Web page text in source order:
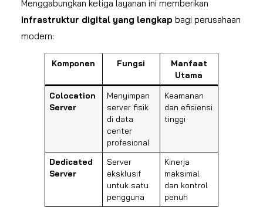
Menggabungkan ketiga layanan ini memberikan
infrastruktur digital yang lengkap bagi perusahaan
modern:
Komponen Fungsi
Manfaat
Utama
Colocation
Server
Menyimpan
server fisik
di data
center
profesional
Keamanan
dan efisiensi
tinggi
Dedicated
Server
Server
eksklusif
untuk satu
pengguna
Kinerja
maksimal
dan kontrol
penuh